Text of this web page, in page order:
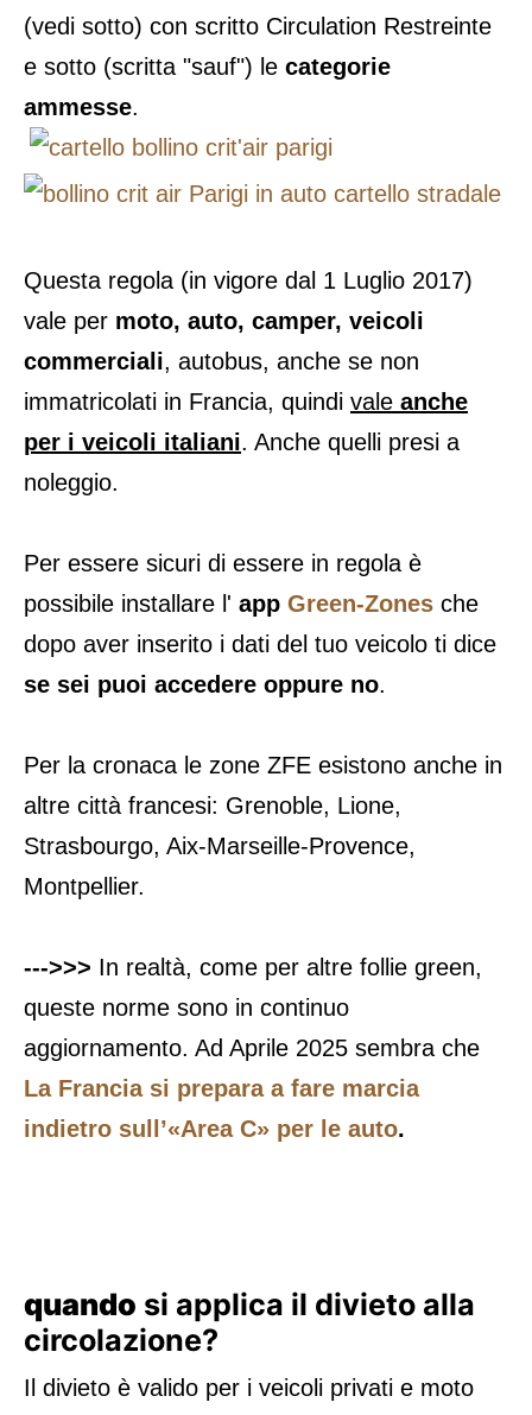
(vedi sotto) con scritto Circulation Restreinte
e sotto (scritta "sauf") le categorie
ammesse.
Questa regola (in vigore dal 1 Luglio 2017)
vale per moto, auto, camper, veicoli
commerciali, autobus, anche se non
immatricolati in Francia, quindi vale anche
per i veicoli italiani. Anche quelli presi a
noleggio.
Per essere sicuri di essere in regola è
possibile installare l' app Green-Zones che
dopo aver inserito i dati del tuo veicolo ti dice
se sei puoi accedere oppure no.
Per la cronaca le zone ZFE esistono anche in
altre città francesi: Grenoble, Lione,
Strasbourgo, Aix-Marseille-Provence,
Montpellier.
--->>> In realtà, come per altre follie green,
queste norme sono in continuo
aggiornamento. Ad Aprile 2025 sembra che
La Francia si prepara a fare marcia
indietro sull’«Area C» per le auto.
quando si applica il divieto alla
circolazione?
Il divieto è valido per i veicoli privati e moto